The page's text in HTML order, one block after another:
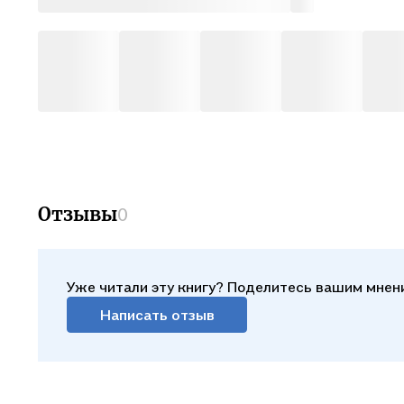
Отзывы0
Уже читали эту книгу? Поделитесь вашим
Написать отзыв